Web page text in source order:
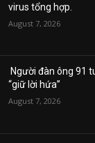
virus tổng hợp.
August 7, 2026
Người đàn ông 91
“giữ lời hứa”
August 7, 2026